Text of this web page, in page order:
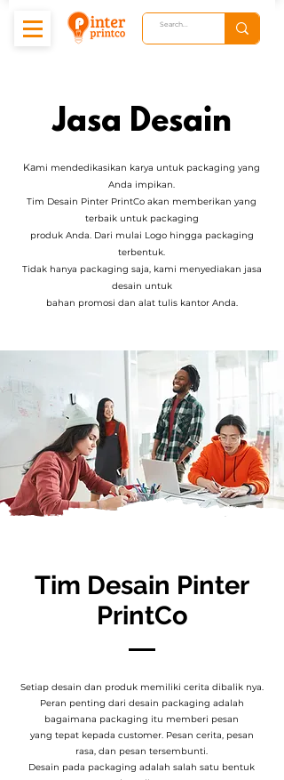
Jasa Desain
Kami mendedikasikan karya untuk packaging yang
Anda impikan.
Tim Desain Pinter PrintCo akan memberikan yang
terbaik untuk packaging
produk Anda. Dari mulai Logo hingga packaging
terbentuk.
Tidak hanya packaging saja, kami menyediakan jasa
desain untuk
bahan promosi dan alat tulis kantor Anda.
Tim Desain Pinter
PrintCo
Setiap desain dan produk memiliki cerita dibalik nya.
Peran penting dari desain packaging adalah
bagaimana packaging itu memberi pesan
yang tepat kepada customer. Pesan cerita, pesan
rasa, dan pesan tersembunti.
Desain pada packaging adalah salah satu bentuk